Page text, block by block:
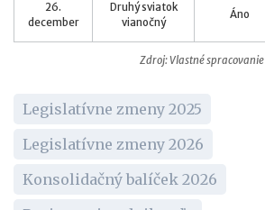
Zdroj: Vlastné spracovanie
26.
december
Druhý sviatok
vianočný
Áno
Legislatívne zmeny 2025
Legislatívne zmeny 2026
Konsolidačný balíček 2026